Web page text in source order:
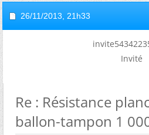
26/11/2013, 21h33
Invité
Re : Résistance
ballon-tampon 1